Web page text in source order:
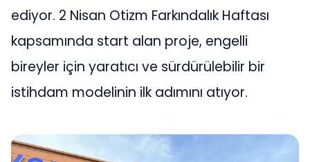
ediyor. 2 Nisan Otizm Farkındalık Haftası
kapsamında start alan proje, engelli
bireyler için yaratıcı ve sürdürülebilir bir
istihdam modelinin ilk adımını atıyor.